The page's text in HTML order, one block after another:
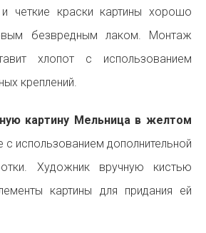
и четкие краски картины хорошо
безвредным лаком. Монтаж
хлопот с использованием
креплений.
картину Мельница в желтом
использованием дополнительной
Художник вручную кистью
картины для придания ей